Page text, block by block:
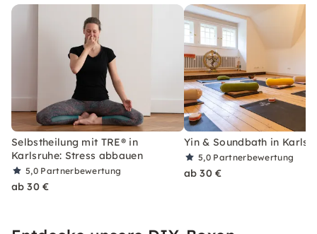
Selbstheilung mit TRE® in
Karlsruhe: Stress abbauen
5,0 Partnerbewertung
ab 30 €
Yin & Soundbath in
5,0 Partnerbewertung
ab 30 €